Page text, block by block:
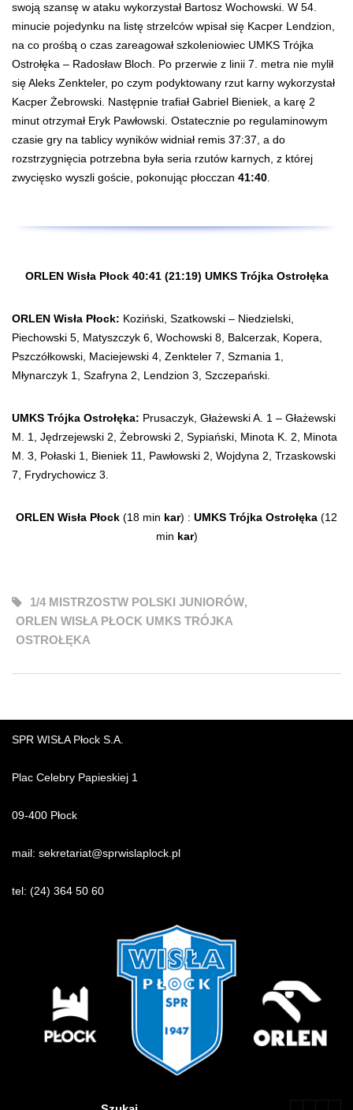
swoją szansę w ataku wykorzystał Bartosz Wochowski. W 54.
minucie pojedynku na listę strzelców wpisał się Kacper Lendzion,
na co prośbą o czas zareagował szkoleniowiec UMKS Trójka
Ostrołęka – Radosław Bloch. Po przerwie z linii 7. metra nie mylił
się Aleks Zenkteler, po czym podyktowany rzut karny wykorzystał
Kacper Żebrowski. Następnie trafiał Gabriel Bieniek, a karę 2
minut otrzymał Eryk Pawłowski. Ostatecznie po regulaminowym
czasie gry na tablicy wyników widniał remis 37:37, a do
rozstrzygnięcia potrzebna była seria rzutów karnych, z której
zwycięsko wyszli goście, pokonując płocczan 41:40.
ORLEN Wisła Płock 40:41 (21:19) UMKS Trójka Ostrołęka
ORLEN Wisła Płock: Koziński, Szatkowski – Niedzielski,
Piechowski 5, Matyszczyk 6, Wochowski 8, Balcerzak, Kopera,
Pszczółkowski, Maciejewski 4, Zenkteler 7, Szmania 1,
Młynarczyk 1, Szafryna 2, Lendzion 3, Szczepański.
UMKS Trójka Ostrołęka: Prusaczyk, Głażewski A. 1 – Głażewski
M. 1, Jędrzejewski 2, Żebrowski 2, Sypiański, Minota K. 2, Minota
M. 3, Połaski 1, Bieniek 11, Pawłowski 2, Wojdyna 2, Trzaskowski
7, Frydrychowicz 3.
ORLEN Wisła Płock (18 min kar) : UMKS Trójka Ostrołęka (12
min kar)
1/4 MISTRZOSTW POLSKI JUNIORÓW,
ORLEN WISŁA PŁOCK UMKS TRÓJKA
OSTROŁĘKA
SPR WISŁA Płock S.A.
Plac Celebry Papieskiej 1
09-400 Płock
mail: sekretariat@sprwislaplock.pl
tel: (24) 364 50 60